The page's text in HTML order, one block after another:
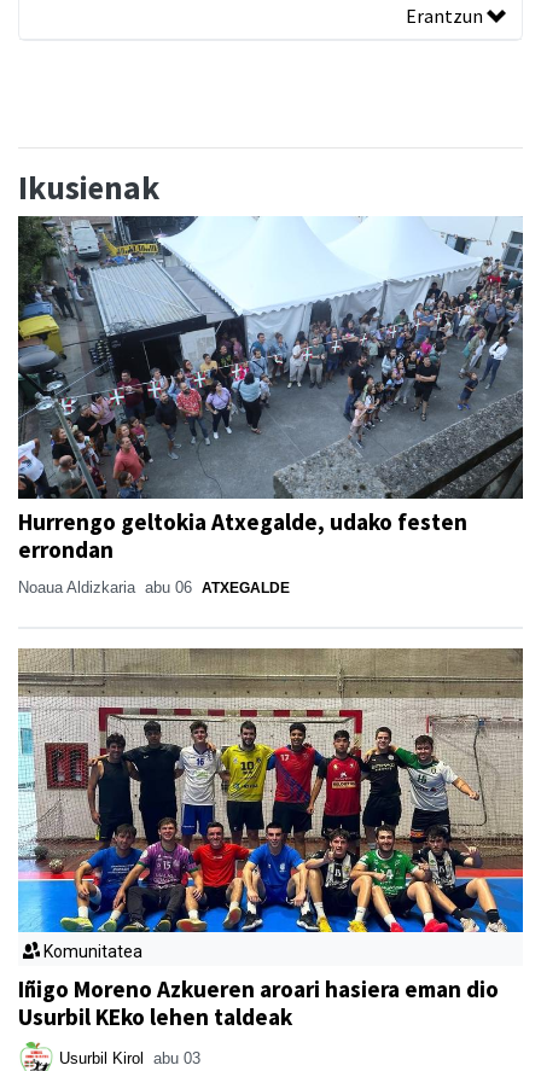
Erantzun
Ikusienak
Hurrengo geltokia Atxegalde, udako festen
errondan
Noaua Aldizkaria abu 06 ATXEGALDE
Komunitatea
Iñigo Moreno Azkueren aroari hasiera eman dio
Usurbil KEko lehen taldeak
Usurbil Kirol abu 03